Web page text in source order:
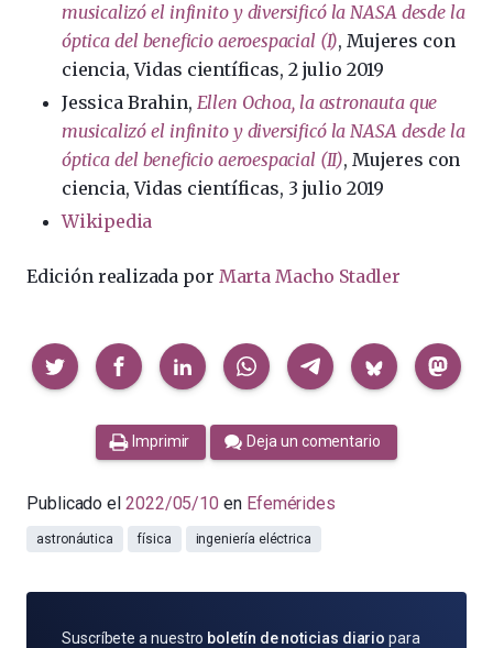
musicalizó el infinito y diversificó la NASA desde la
óptica del beneficio aeroespacial (I), Mujeres con
ciencia, Vidas científicas, 2 julio 2019
Jessica Brahin, Ellen Ochoa, la astronauta que
musicalizó el infinito y diversificó la NASA desde la
óptica del beneficio aeroespacial (II), Mujeres con
ciencia, Vidas científicas, 3 julio 2019
Wikipedia
Edición realizada por Marta Macho Stadler
Compartir
Imprimir Deja un comentario
Publicado el 2022/05/10 en Efemérides
astronáutica física ingeniería eléctrica
SUSCRÍBETE
Suscríbete a nuestro boletín de noticias diario para